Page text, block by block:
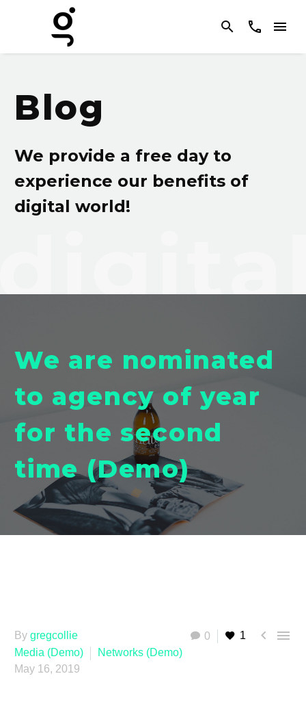
Blog
We provide a free day to
experience our benefits of
digital world!
We are nominated
to agency of year
for the second
time (Demo)
0 1  
By gregcollie
Media (Demo)
Networks (Demo)
May 16, 2019